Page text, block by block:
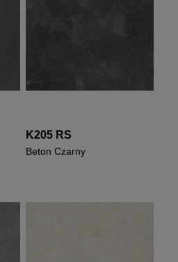
K205 RS
Beton Czarny